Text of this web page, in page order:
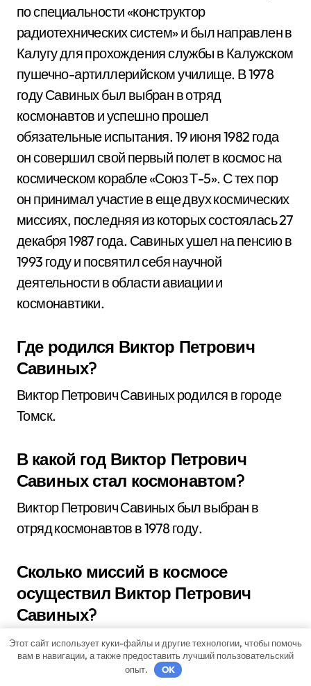
по специальности «конструктор
радиотехнических систем» и был направлен в
Калугу для прохождения службы в Калужском
пушечно-артиллерийском училище. В 1978
году Савиных был выбран в отряд
космонавтов и успешно прошел
обязательные испытания. 19 июня 1982 года
он совершил свой первый полет в космос на
космическом корабле «Союз Т-5». С тех пор
он принимал участие в еще двух космических
миссиях, последняя из которых состоялась 27
декабря 1987 года. Савиных ушел на пенсию в
1993 году и посвятил себя научной
деятельности в области авиации и
космонавтики.
Где родился Виктор Петрович
Савиных?
Виктор Петрович Савиных родился в городе
Томск.
В какой год Виктор Петрович
Савиных стал космонавтом?
Виктор Петрович Савиных был выбран в
отряд космонавтов в 1978 году.
Сколько миссий в космосе
осуществил Виктор Петрович
Савиных?
Виктор Петрович Савиных совершил три
полета в космос на космических кораблях
Этот сайт использует куки-файлы и другие технологии, чтобы помочь
вам в навигации, а также предоставить лучший пользовательский
опыт.
OK